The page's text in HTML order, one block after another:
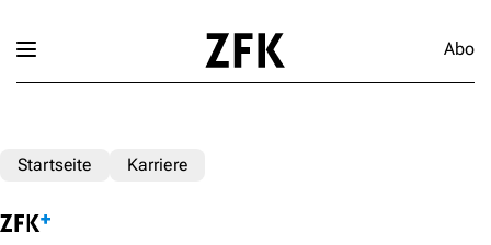
Abo
Startseite Karriere